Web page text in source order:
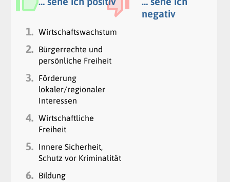
negativ
1. Wirtschaftswachstum
2.
Bürgerrechte und
persönliche Freiheit
3.
Förderung
lokaler/regionaler
Interessen
4. Wirtschaftliche
Freiheit
5.
Innere Sicherheit,
Schutz vor Kriminalität
6. Bildung